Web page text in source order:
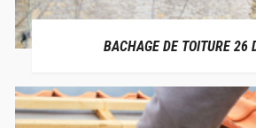
BACHAGE DE TOITURE 26